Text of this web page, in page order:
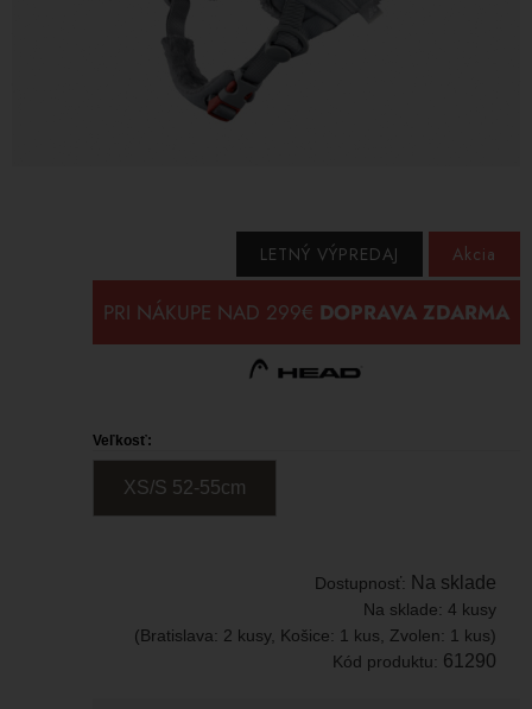
Akcia
LETNÝ VÝPREDAJ
Veľkosť:
XS/S 52-55cm
Dostupnosť: Na sklade
Na sklade: 4 kusy
(Bratislava: 2 kusy, Košice: 1 kus, Zvolen: 1 kus)
Kód produktu: 61290